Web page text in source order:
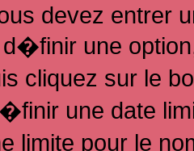
devez entrer
une
cliquez sur le
une date
limite pour le